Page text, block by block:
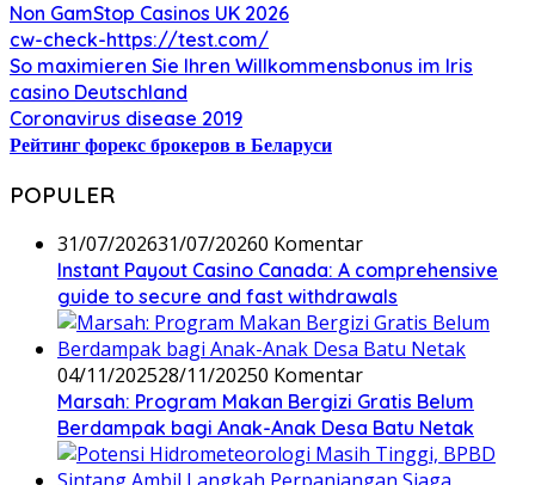
Non GamStop Casinos UK 2026
cw-check-https://test.com/
So maximieren Sie Ihren Willkommensbonus im Iris
casino Deutschland
Coronavirus disease 2019
Рейтинг форекс брокеров в Беларуси
POPULER
31/07/202631/07/20260 Komentar
Instant Payout Casino Canada: A comprehensive
guide to secure and fast withdrawals
04/11/202528/11/20250 Komentar
Marsah: Program Makan Bergizi Gratis Belum
Berdampak bagi Anak-Anak Desa Batu Netak